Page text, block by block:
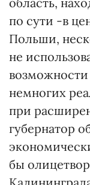
по сути -в
Польши,
не
немногих
при
губернатор
бы